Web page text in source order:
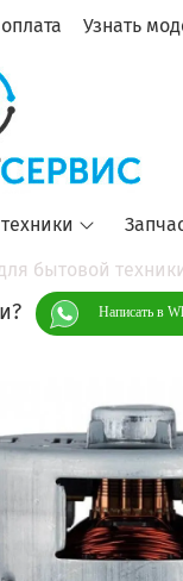
Узнать
бытовой
Написать в